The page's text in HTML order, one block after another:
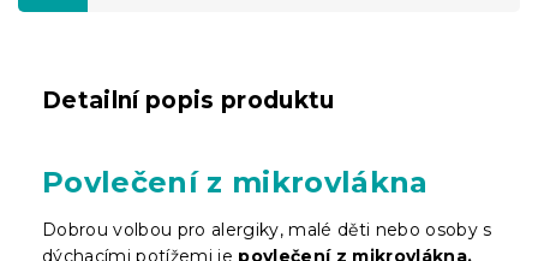
Detailní popis produktu
Povlečení z mikrovlákna
Dobrou volbou pro alergiky, malé děti nebo osoby s
dýchacími potížemi je povlečení z mikrovlákna.